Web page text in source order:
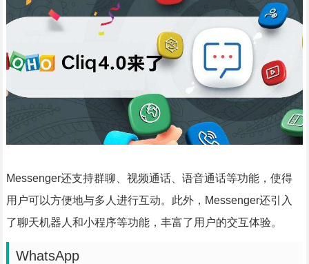
Messenger还支持群聊、视频通话、语音通话等功能，使得
用户可以方便地与多人进行互动。此外，Messenger还引入
了聊天机器人和小程序等功能，丰富了用户的交互体验。
WhatsApp